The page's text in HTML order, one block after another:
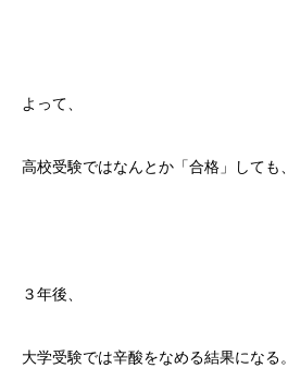
よって、
高校受験ではなんとか「合格」しても、
３年後、
大学受験では辛酸をなめる結果になる。